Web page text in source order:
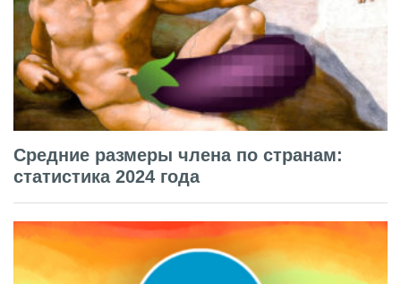
Средние размеры члена по странам:
статистика 2024 года